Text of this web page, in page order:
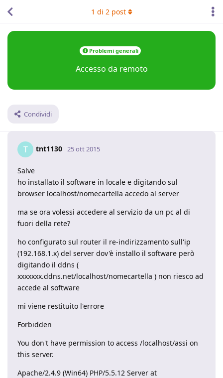
Problemi generali
Accesso da remoto
Condividi
1 di 2post
T tnt1130 25 ott 2015
Salve
ho installato il software in locale e digitando sul
browser localhost/nomecartella accedo al server
ma se ora volessi accedere al servizio da un pc al di
fuori della rete?
ho configurato sul router il re-indirizzamento sull'ip
(192.168.1.x) del server dov'è installo il software però
digitando il ddns (
xxxxxxx.ddns.net/localhost/nomecartella ) non riesco ad
accede al software
mi viene restituito l'errore
Forbidden
You don't have permission to access /localhost/assi on
this server.
Apache/2.4.9 (Win64) PHP/5.5.12 Server at